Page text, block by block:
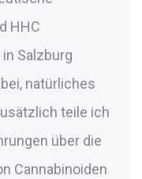
HHC
Salzburg
natürliches
teile ich
über die
Cannabinoiden